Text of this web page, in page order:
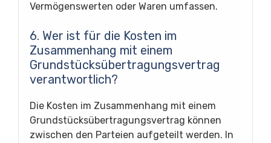
Vermögenswerten oder Waren umfassen.
6. Wer ist für die Kosten im
Zusammenhang mit einem
Grundstücksübertragungsvertrag
verantwortlich?
Die Kosten im Zusammenhang mit einem
Grundstücksübertragungsvertrag können
zwischen den Parteien aufgeteilt werden. In